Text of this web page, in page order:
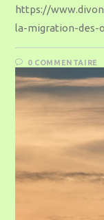
https://
la-migration-des-
0 COMMENTAIRE